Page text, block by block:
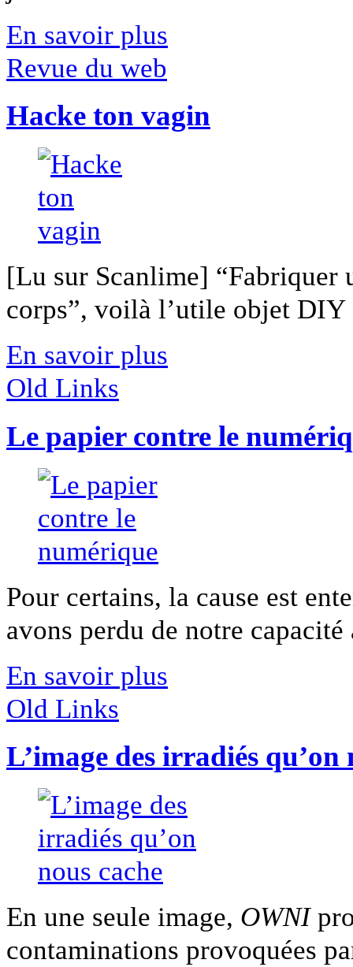
En savoir plus
Revue du web
Hacke ton vagin
[Lu sur Scanlime] “Fabriquer
corps”, voilà l’utile objet
En savoir plus
Old Links
Le papier contre le
Pour certains, la cause est
avons perdu de notre
En savoir plus
Old Links
L’image des irradiés qu’on
En une seule image, OWNI
contaminations provoquées